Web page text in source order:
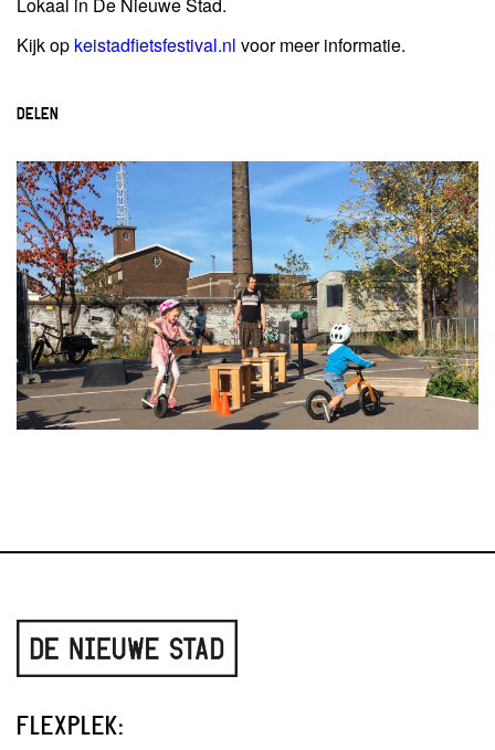
Kijk op keistadfietsfestival.nl voor meer informatie.
DELEN
FLEXPLEK: